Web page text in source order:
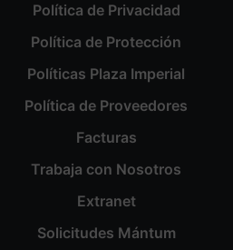
Política de Privacidad
Política de Protección
Políticas Plaza Imperial
Política de Proveedores
Facturas
Trabaja con Nosotros
Extranet
Solicitudes Mántum